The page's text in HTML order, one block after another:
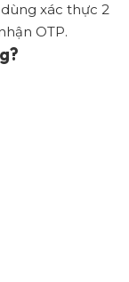
xác thực 2
OTP.